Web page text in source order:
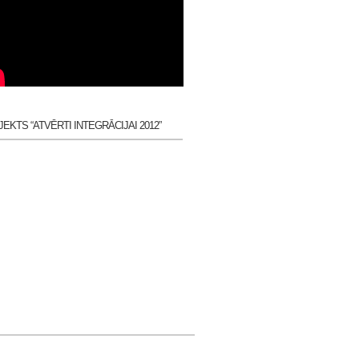
“ATVĒRTI INTEGRĀCIJAI 2012”